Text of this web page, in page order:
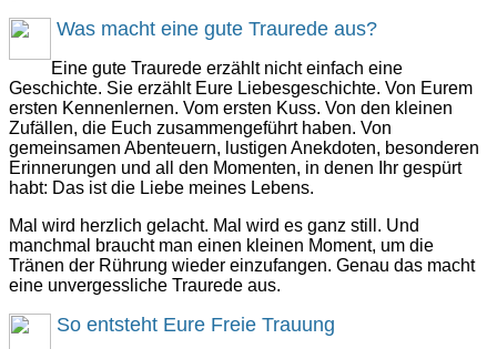
Was macht eine gute Traurede aus?
Eine gute Traurede erzählt nicht einfach eine
Geschichte. Sie erzählt Eure Liebesgeschichte. Von Eurem
ersten Kennenlernen. Vom ersten Kuss. Von den kleinen
Zufällen, die Euch zusammengeführt haben. Von
gemeinsamen Abenteuern, lustigen Anekdoten, besonderen
Erinnerungen und all den Momenten, in denen Ihr gespürt
habt: Das ist die Liebe meines Lebens.
Mal wird herzlich gelacht. Mal wird es ganz still. Und
manchmal braucht man einen kleinen Moment, um die
Tränen der Rührung wieder einzufangen. Genau das macht
eine unvergessliche Traurede aus.
So entsteht Eure Freie Trauung